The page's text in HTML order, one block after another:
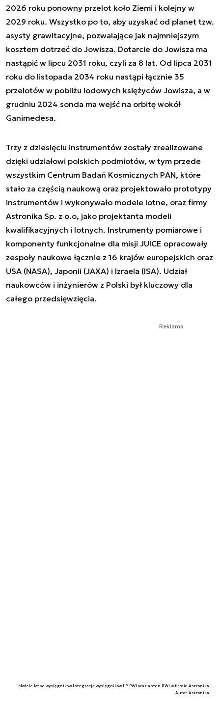
2026 roku ponowny przelot koło Ziemi i kolejny w
2029 roku. Wszystko po to, aby uzyskać od planet tzw.
asysty grawitacyjne, pozwalające jak najmniejszym
kosztem dotrzeć do Jowisza. Dotarcie do Jowisza ma
nastąpić w lipcu 2031 roku, czyli za 8 lat. Od lipca 2031
roku do listopada 2034 roku nastąpi łącznie 35
przelotów w pobliżu lodowych księżyców Jowisza, a w
grudniu 2024 sonda ma wejść na orbitę wokół
Ganimedesa.
Trzy z dziesięciu instrumentów zostały zrealizowane
dzięki udziałowi polskich podmiotów, w tym przede
wszystkim Centrum Badań Kosmicznych PAN, które
stało za częścią naukową oraz projektowało prototypy
instrumentów i wykonywało modele lotne, oraz firmy
Astronika Sp. z o.o, jako projektanta modeli
kwalifikacyjnych i lotnych. Instrumenty pomiarowe i
komponenty funkcjonalne dla misji JUICE opracowały
zespoły naukowe łącznie z 16 krajów europejskich oraz
USA (NASA), Japonii (JAXA) i Izraela (ISA). Udział
naukowców i inżynierów z Polski był kluczowy dla
całego przedsięwzięcia.
Reklama
Modele lotne wysięgników Integracja wysięgników LP-PWI oraz anten RWI w firmie Astronika
Autor. Astronika